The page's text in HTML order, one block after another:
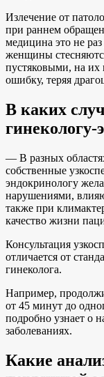
Излечение от
при раннем
медицина это не
женщины
пустяковыми, на
ошибку, теряя
В каких
гинекологу-
— В разных
собственные
эндокринологу
нарушениями,
также при
качество жизни
Консультация
отличается от
гинеколога.
Например,
от 45 минут до
подробно узнает о
заболеваниях.
Какие